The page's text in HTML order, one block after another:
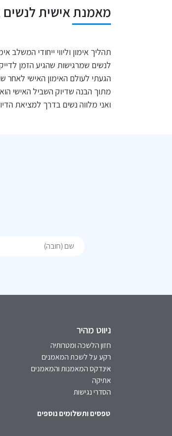
מאמנת אישית לנשים
תהליך אימון וליווי ייחודי המשלב
לנשים שמרגישות שהגיע הזמן
הגעתי לעולם האימון האישי לאחר
מתוך הבנה שדיוק השביל האישי
ואני מלווה נשים בדרך למציאת
ניווט מהיר
חזון הלשכה ומטרותיה
רקע על לשכת המאמנים
אינדקס המאמנות והמאמנים
אתיקה
הסדרי נגישות
טפסים ותשלומים נוספים